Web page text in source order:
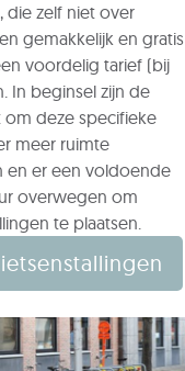
die zelf niet over
gemakkelijk en gratis
voordelig tarief (bij
In beginsel zijn de
om deze specifieke
meer ruimte
en er een voldoende
overwegen om
te plaatsen.